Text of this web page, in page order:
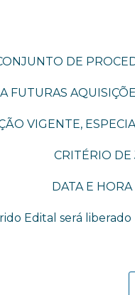
DE
FUTURAS
VIGENTE,
CRITÉRIO
DATA E
Edital será